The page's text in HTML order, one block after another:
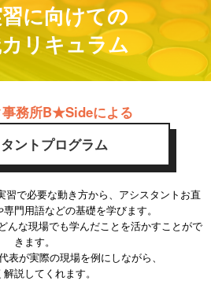
グ・ザ・ランド』イベント/国宝舞台挨拶/チェン
公開記念特番/ONE PIECE112巻発売記念イベン
に向けての
リキュラム
事務所B★Sideによる
ントプログラム
習で必要な動き方から、アシスタントお直
門用語などの基礎を学びます。
んな現場でも学んだことを活かすことがで
きます。
表が実際の現場を例にしながら、
説してくれます。